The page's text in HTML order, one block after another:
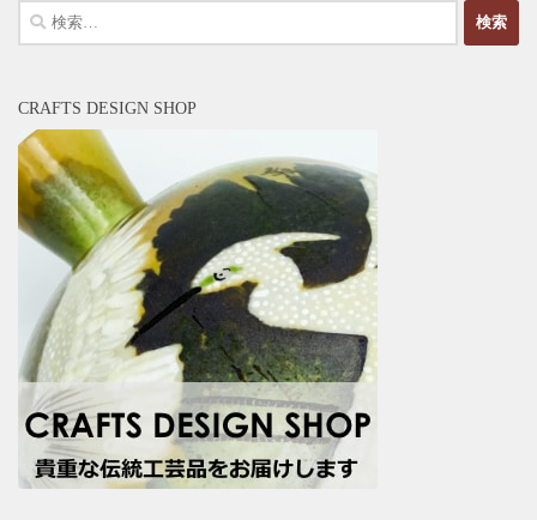
検
索:
CRAFTS DESIGN SHOP